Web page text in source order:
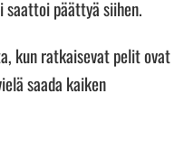
saattoi päättyä siihen.
kun ratkaisevat pelit ovat
saada kaiken